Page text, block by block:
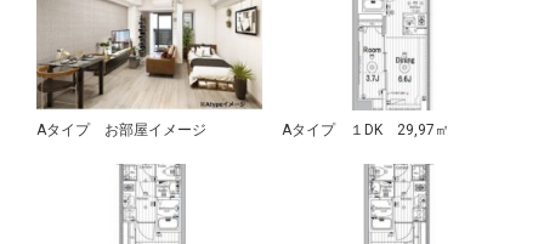
Aタイプ お部屋イメージ Aタイプ １DK 29,97㎡